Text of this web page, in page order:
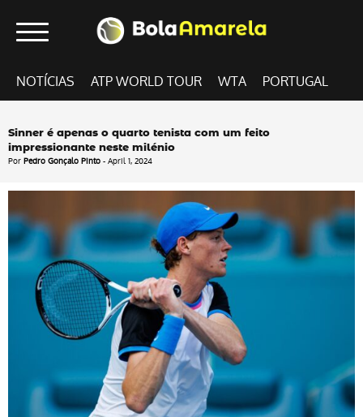
NOTÍCIAS ATP WORLD TOUR WTA PORTUGAL
Sinner é apenas o quarto tenista com um feito
impressionante neste milénio
Por Pedro Gonçalo Pinto - April 1, 2024